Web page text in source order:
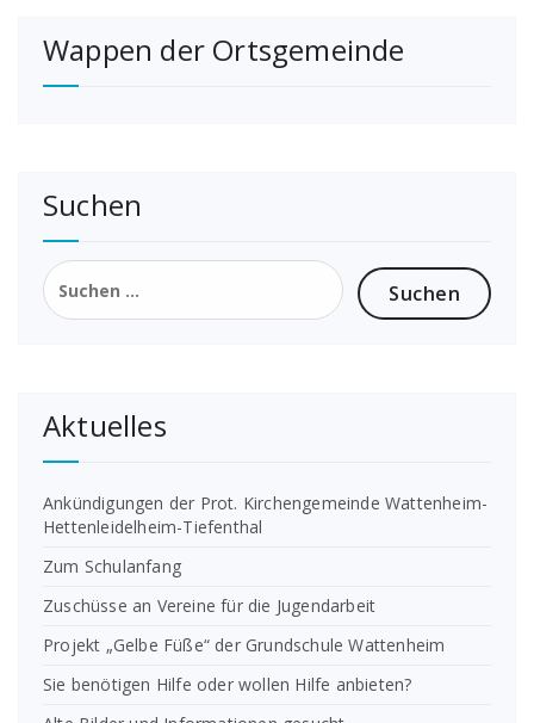
Wappen der Ortsgemeinde
Suchen
Suchen
nach:
Aktuelles
Ankündigungen der Prot. Kirchengemeinde Wattenheim-
Hettenleidelheim-Tiefenthal
Zum Schulanfang
Zuschüsse an Vereine für die Jugendarbeit
Projekt „Gelbe Füße“ der Grundschule Wattenheim
Sie benötigen Hilfe oder wollen Hilfe anbieten?